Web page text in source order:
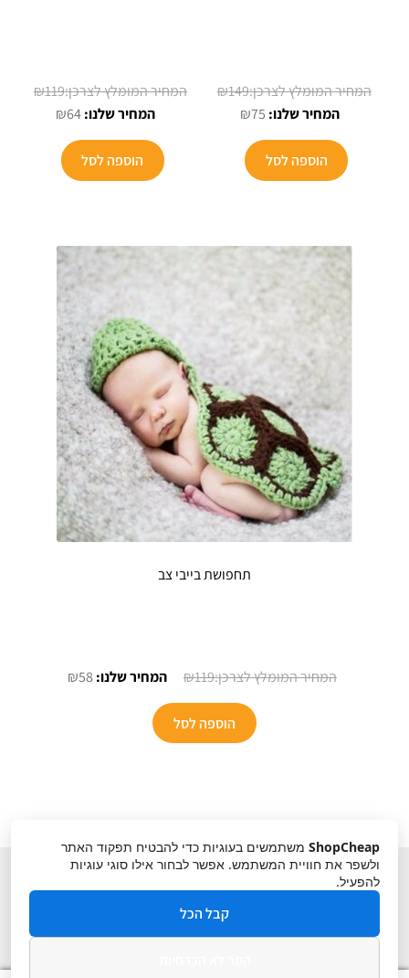
₪149 המחיר
₪75
הוספה לסל
₪119
₪64 המחיר
הוספה לסל
תחפושת בייבי צב
₪119
המחיר
המקורי
היה:
₪119.
₪58 המחיר
הוספה לסל
ShopCheap משתמשים בעוגיות כדי להבטיח תפקוד האתר
ולשפר את חוויית המשתמש. אפשר לבחור אילו סוגי עוגיות
להפעיל.
קבל הכל